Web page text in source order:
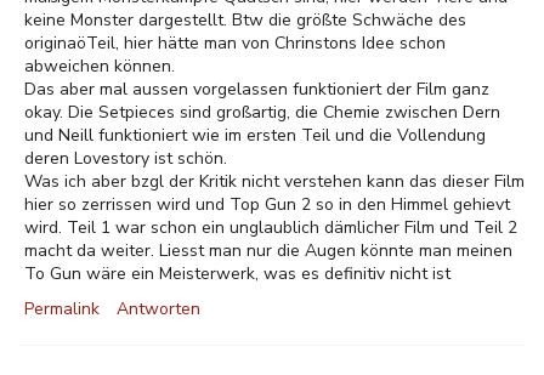
keine Monster dargestellt. Btw die größte Schwäche des
originaöTeil, hier hätte man von Chrinstons Idee schon
abweichen können.
Das aber mal aussen vorgelassen funktioniert der Film ganz
okay. Die Setpieces sind großartig, die Chemie zwischen Dern
und Neill funktioniert wie im ersten Teil und die Vollendung
deren Lovestory ist schön.
Was ich aber bzgl der Kritik nicht verstehen kann das dieser Film
hier so zerrissen wird und Top Gun 2 so in den Himmel gehievt
wird. Teil 1 war schon ein unglaublich dämlicher Film und Teil 2
macht da weiter. Liesst man nur die Augen könnte man meinen
To Gun wäre ein Meisterwerk, was es definitiv nicht ist
Permalink
Antworten